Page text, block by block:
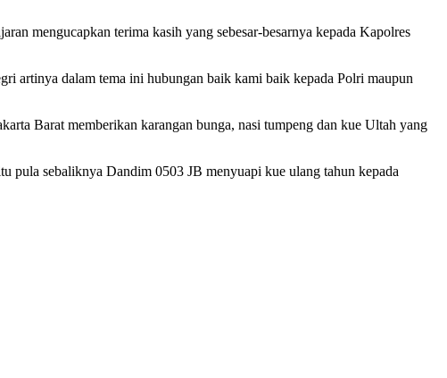
mengucapkan terima kasih yang sebesar-besarnya kepada Kapolres
artinya dalam tema ini hubungan baik kami baik kepada Polri maupun
Barat memberikan karangan bunga, nasi tumpeng dan kue Ultah yang
sebaliknya Dandim 0503 JB menyuapi kue ulang tahun kepada